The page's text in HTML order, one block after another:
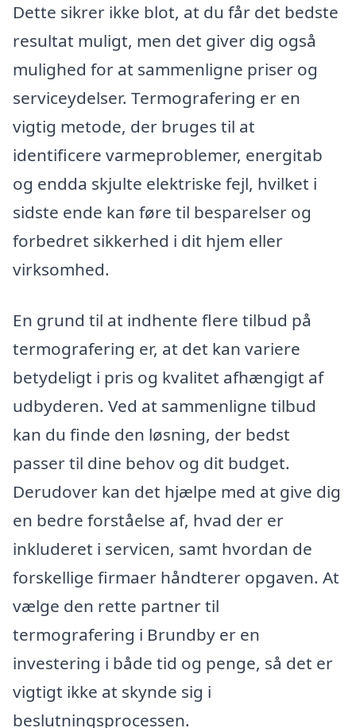
Dette sikrer ikke blot, at du får det bedste
resultat muligt, men det giver dig også
mulighed for at sammenligne priser og
serviceydelser. Termografering er en
vigtig metode, der bruges til at
identificere varmeproblemer, energitab
og endda skjulte elektriske fejl, hvilket i
sidste ende kan føre til besparelser og
forbedret sikkerhed i dit hjem eller
virksomhed.
En grund til at indhente flere tilbud på
termografering er, at det kan variere
betydeligt i pris og kvalitet afhængigt af
udbyderen. Ved at sammenligne tilbud
kan du finde den løsning, der bedst
passer til dine behov og dit budget.
Derudover kan det hjælpe med at give dig
en bedre forståelse af, hvad der er
inkluderet i servicen, samt hvordan de
forskellige firmaer håndterer opgaven. At
vælge den rette partner til
termografering i Brundby er en
investering i både tid og penge, så det er
vigtigt ikke at skynde sig i
beslutningsprocessen.